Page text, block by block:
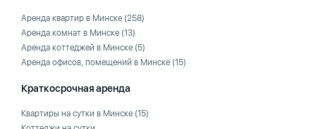
Аренда квартир в Минске (258)
Аренда комнат в Минске (13)
Аренда коттеджей в Минске (5)
Аренда офисов, помещений в Минске (15)
Краткосрочная аренда
Квартиры на сутки в Минске (15)